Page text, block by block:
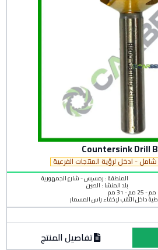
- ادخل لرؤية المنتجات الفرعية
المنطقة : رمسيس - شارع الجمهورية
بلد المنشأ :الصين
داخل الثقب لإخفاء رأس المسمار
تفاصيل المنتج